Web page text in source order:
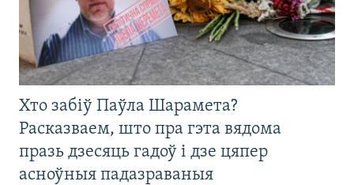
Хто забіў Паўла Шарамета?
Расказваем, што пра гэта вядома
празь дзесяць гадоў і дзе цяпер
асноўныя падазраваныя